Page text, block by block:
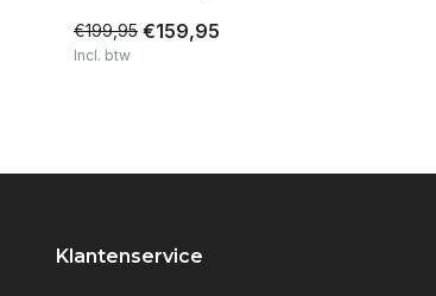
€199,95 €159,95
Incl. btw
Klantenservice